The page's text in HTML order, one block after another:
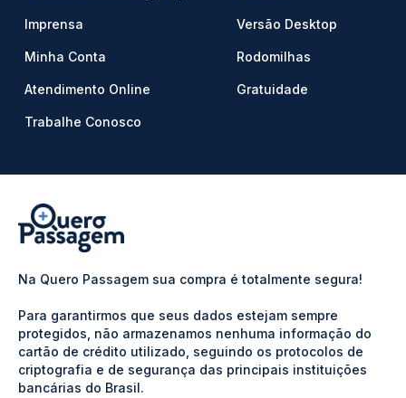
Imprensa
Minha Conta
Atendimento Online
Trabalhe Conosco
Versão Desktop
Rodomilhas
Gratuidade
Na Quero Passagem sua compra é totalmente segura!
Para garantirmos que seus dados estejam sempre
protegidos, não armazenamos nenhuma informação do
cartão de crédito utilizado, seguindo os protocolos de
criptografia e de segurança das principais instituições
bancárias do Brasil.